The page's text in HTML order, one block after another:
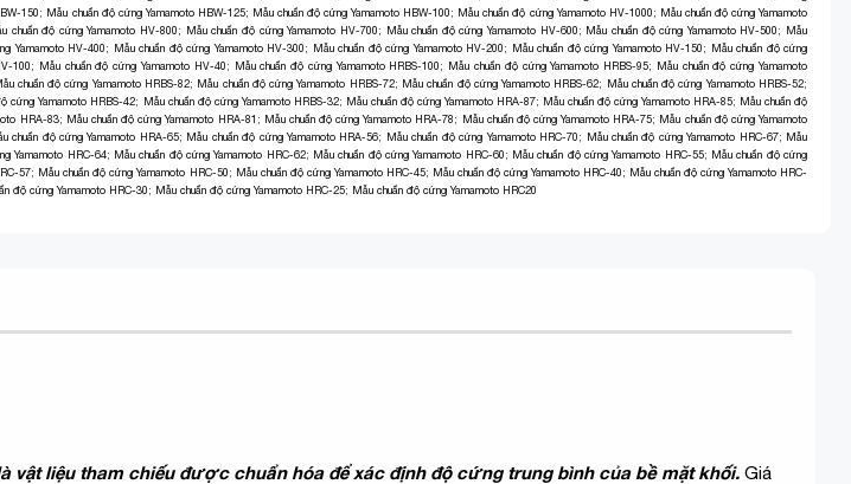
150; Mẫu chuẩn độ cứng Yamamoto HBW-125; Mẫu chuẩn độ cứng Yamamoto HBW-100; Mẫu chuẩn độ cứng Yamamoto HV-1000; Mẫu chuẩn độ cứng Yamamoto
chuẩn độ cứng Yamamoto HV-800; Mẫu chuẩn độ cứng Yamamoto HV-700; Mẫu chuẩn độ cứng Yamamoto HV-600; Mẫu chuẩn độ cứng Yamamoto HV-500; Mẫu
Yamamoto HV-400; Mẫu chuẩn độ cứng Yamamoto HV-300; Mẫu chuẩn độ cứng Yamamoto HV-200; Mẫu chuẩn độ cứng Yamamoto HV-150; Mẫu chuẩn độ cứng
100; Mẫu chuẩn độ cứng Yamamoto HV-40; Mẫu chuẩn độ cứng Yamamoto HRBS-100; Mẫu chuẩn độ cứng Yamamoto HRBS-95; Mẫu chuẩn độ cứng Yamamoto
chuẩn độ cứng Yamamoto HRBS-82; Mẫu chuẩn độ cứng Yamamoto HRBS-72; Mẫu chuẩn độ cứng Yamamoto HRBS-62; Mẫu chuẩn độ cứng Yamamoto HRBS-52;
cứng Yamamoto HRBS-42; Mẫu chuẩn độ cứng Yamamoto HRBS-32; Mẫu chuẩn độ cứng Yamamoto HRA-87; Mẫu chuẩn độ cứng Yamamoto HRA-85; Mẫu chuẩn độ
HRA-83; Mẫu chuẩn độ cứng Yamamoto HRA-81 ; Mẫu chuẩn độ cứng Yamamoto HRA-78; Mẫu chuẩn độ cứng Yamamoto HRA-75; Mẫu chuẩn độ cứng Yamamoto
chuẩn độ cứng Yamamoto HRA-65; Mẫu chuẩn độ cứng Yamamoto HRA-56; Mẫu chuẩn độ cứng Yamamoto HRC-70; Mẫu chuẩn độ cứng Yamamoto HRC-67; Mẫu
Yamamoto HRC-64; Mẫu chuẩn độ cứng Yamamoto HRC-62; Mẫu chuẩn độ cứng Yamamoto HRC-60; Mẫu chuẩn độ cứng Yamamoto HRC-55; Mẫu chuẩn độ cứng
57; Mẫu chuẩn độ cứng Yamamoto HRC-50; Mẫu chuẩn độ cứng Yamamoto HRC-45; Mẫu chuẩn độ cứng Yamamoto HRC-40; Mẫu chuẩn độ cứng Yamamoto HRC-
độ cứng Yamamoto HRC-30; Mẫu chuẩn độ cứng Yamamoto HRC-25; Mẫu chuẩn độ cứng Yamamoto HRC20
vật liệu tham chiếu được chuẩn hóa để xác định độ cứng trung bình của bề mặt khối. Giá